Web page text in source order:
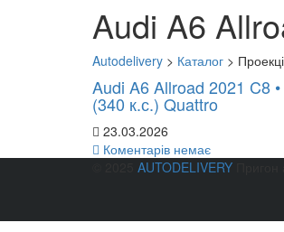
Audi A6
Autodelivery > Каталог >
Audi A6 Allroad 2021 C8
(340 к.с.) Quattro
23.03.2026
Коментарів немає
AUTODELIVERY